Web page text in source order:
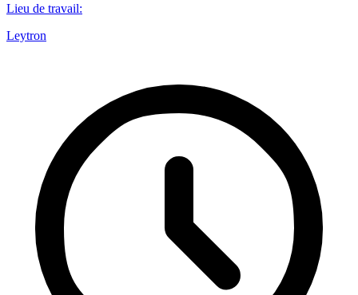
Lieu de travail:
Leytron